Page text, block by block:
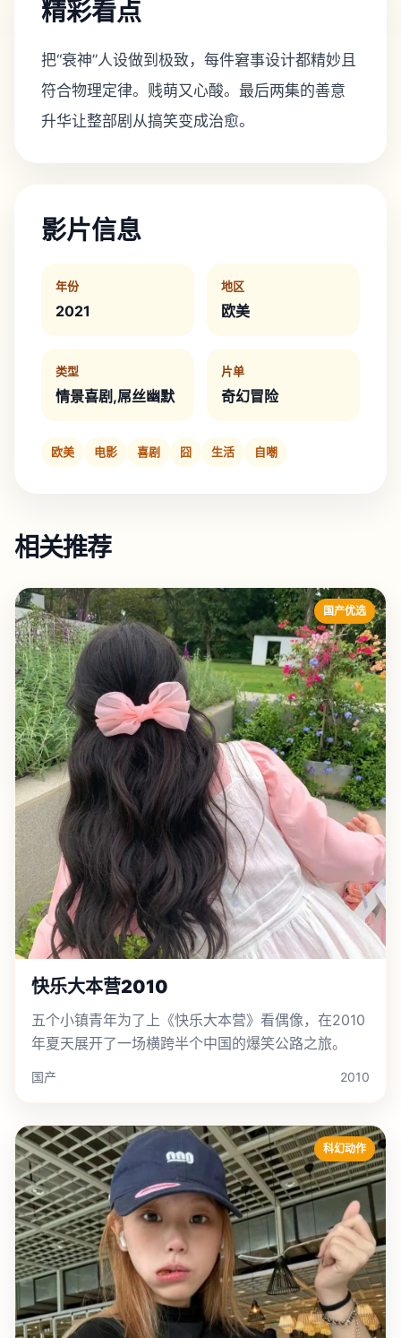
精彩看点
把“衰神”人设做到极致，每件窘事设计都精妙且
符合物理定律。贱萌又心酸。最后两集的善意
升华让整部剧从搞笑变成治愈。
影片信息
年份
2021
地区
欧美
类型
情景喜剧,屌丝幽默
片单
奇幻冒险
欧美 电影 喜剧 囧 生活 自嘲
相关推荐
国产优选
快乐大本营2010
五个小镇青年为了上《快乐大本营》看偶像，在2010
年夏天展开了一场横跨半个中国的爆笑公路之旅。
国产 2010
科幻动作